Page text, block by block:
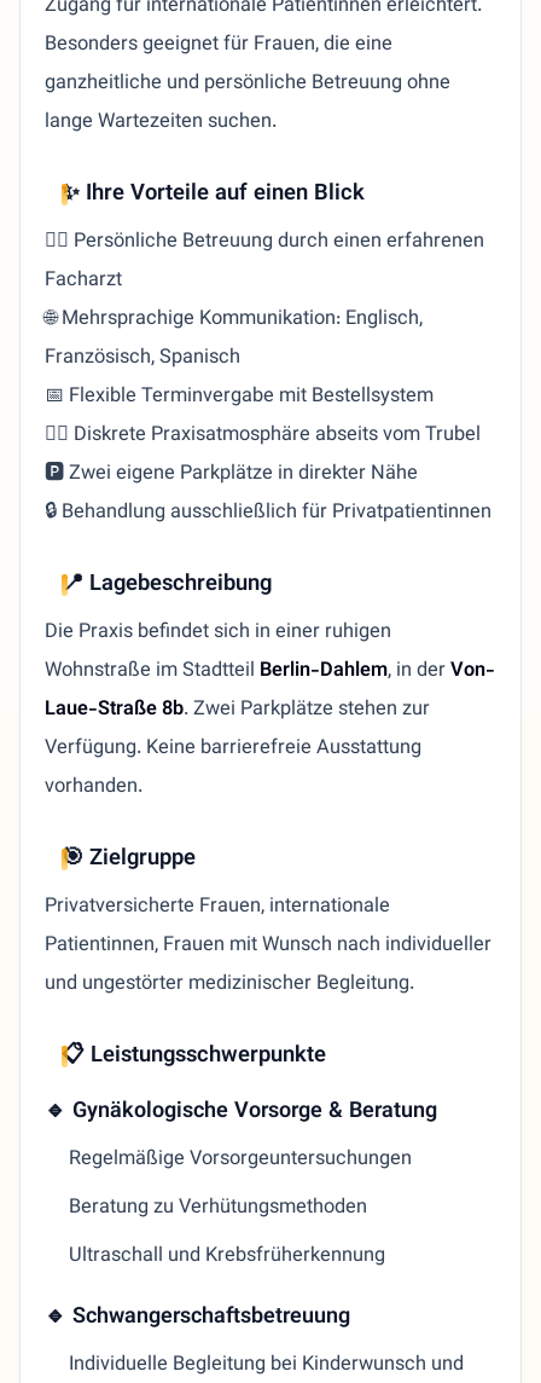
Zugang für internationale Patientinnen erleichtert.
Besonders geeignet für Frauen, die eine
ganzheitliche und persönliche Betreuung ohne
lange Wartezeiten suchen.
✨ Ihre Vorteile auf einen Blick
🧑‍⚕️ Persönliche Betreuung durch einen erfahrenen
Facharzt
🌐 Mehrsprachige Kommunikation: Englisch,
Französisch, Spanisch
📅 Flexible Terminvergabe mit Bestellsystem
🧘‍♀️ Diskrete Praxisatmosphäre abseits vom Trubel
🅿️ Zwei eigene Parkplätze in direkter Nähe
🔒 Behandlung ausschließlich für Privatpatientinnen
📍 Lagebeschreibung
Die Praxis befindet sich in einer ruhigen
Wohnstraße im Stadtteil Berlin-Dahlem, in derVon-
Laue-Straße 8b. Zwei Parkplätze stehen zur
Verfügung. Keine barrierefreie Ausstattung
vorhanden.
🎯 Zielgruppe
Privatversicherte Frauen, internationale
Patientinnen, Frauen mit Wunsch nach individueller
und ungestörter medizinischer Begleitung.
📋 Leistungsschwerpunkte
🔹 Gynäkologische Vorsorge & Beratung
Regelmäßige Vorsorgeuntersuchungen
Beratung zu Verhütungsmethoden
Ultraschall und Krebsfrüherkennung
🔹 Schwangerschaftsbetreuung
Individuelle Begleitung bei Kinderwunsch und